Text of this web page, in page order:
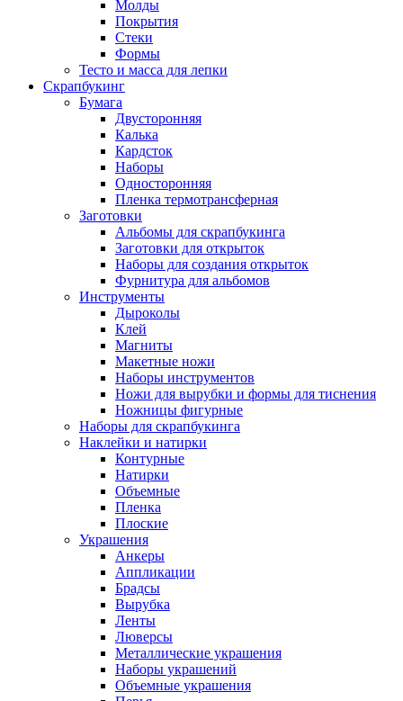
Молды
Покрытия
Стеки
Формы
Тесто и масса для лепки
Скрапбукинг
Бумага
Двусторонняя
Калька
Кардсток
Наборы
Односторонняя
Пленка термотрансферная
Заготовки
Альбомы для скрапбукинга
Заготовки для открыток
Наборы для создания открыток
Фурнитура для альбомов
Инструменты
Дыроколы
Клей
Магниты
Макетные ножи
Наборы инструментов
Ножи для вырубки и формы для тиснения
Ножницы фигурные
Наборы для скрапбукинга
Наклейки и натирки
Контурные
Натирки
Объемные
Пленка
Плоские
Украшения
Анкеры
Аппликации
Брадсы
Вырубка
Ленты
Люверсы
Металлические украшения
Наборы украшений
Объемные украшения